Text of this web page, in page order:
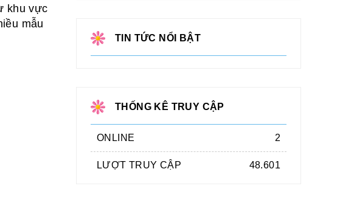
khu vực
mẫu
TIN TỨC NỔI BẬT
THỐNG KÊ TRUY CẬP
ONLINE 2
LƯỢT TRUY CẬP 48.601